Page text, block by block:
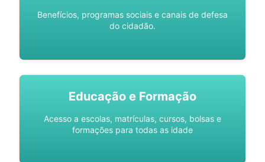
Benefícios, programas sociais e canais de defesa
do cidadão.
Educação e Formação
Acesso a escolas, matrículas, cursos, bolsas e
formações para todas as idade